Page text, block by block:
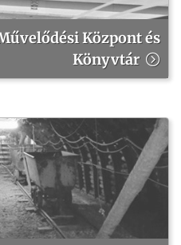
Központ és
Könyvtár